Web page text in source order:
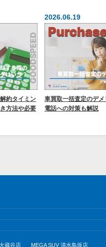
約タイミン
方法や必要
2026.06.19
車買取一括査定のデ
電話への対策も解説
蔵谷店 MEGA SUV 清水鳥坂店